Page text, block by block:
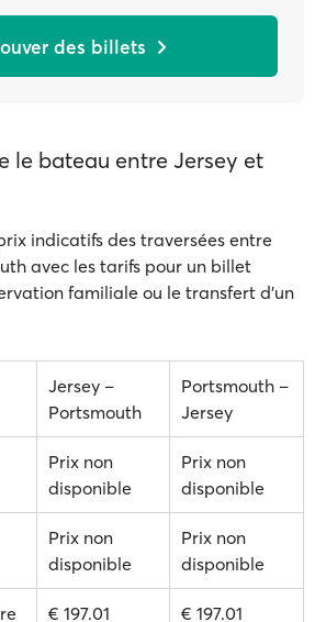
des billets
le bateau entre Jersey et
indicatifs des traversées entre
avec les tarifs pour un billet
familiale ou le transfert d'un
Jersey –
Portsmouth
Portsmouth –
Jersey
Prix non
disponible
Prix non
disponible
Prix non
disponible
Prix non
disponible
€ 197.01 € 197.01